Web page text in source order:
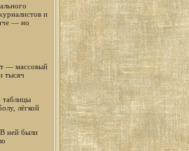
и
— но
— массовый
тысяч
таблицы
лёгкой
ней были